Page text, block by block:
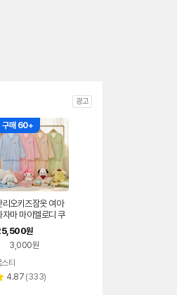
광고
구매 60+
리오키즈잠옷 여아
자마 마이멜로디 쿠
미 시나모롤 실내복
즈 주니어 초등 잠옷
원
3,000원
페이
타
4.87 리
(333)